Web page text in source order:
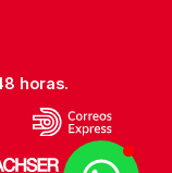
horas.